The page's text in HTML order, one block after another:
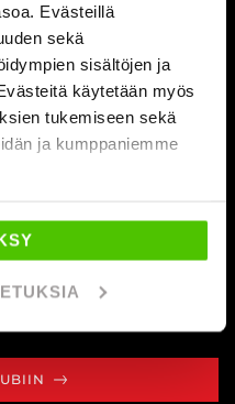
Evästeillä
sekä
sisältöjen ja
käytetään myös
tukemiseen sekä
ja kumppaniemme